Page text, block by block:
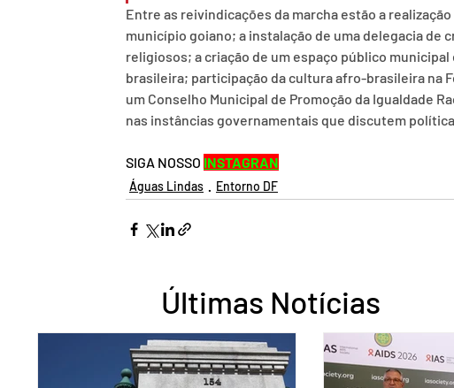
Entre as reivindicações da marcha estão a
município goiano; a instalação de uma delegacia de
religiosos; a criação de um espaço público
brasileira; participação da cultura afro-brasileira na
um Conselho Municipal de Promoção da Igualdade
nas instâncias governamentais que discutem
SIGA NOSSO INSTAGRAN
Águas Lindas Entorno DF
Últimas Notícias